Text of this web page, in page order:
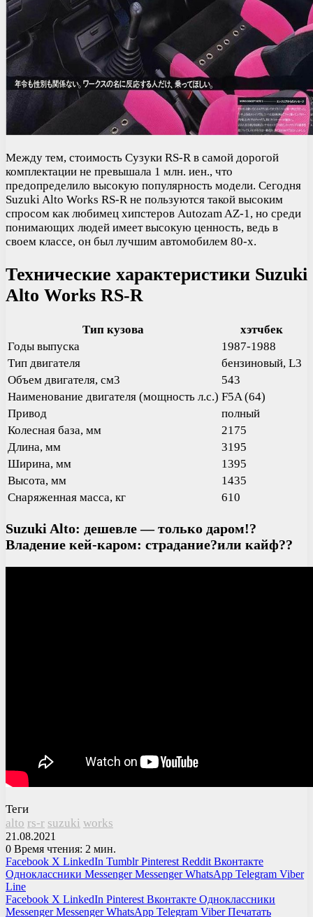
Между тем, стоимость Сузуки RS-R в самой дорогой
комплектации не превышала 1 млн. иен., что
предопределило высокую популярность модели. Сегодня
Suzuki Alto Works RS-R не пользуются такой высоким
спросом как любимец хипстеров Autozam AZ-1, но среди
понимающих людей имеет высокую ценность, ведь в
своем классе, он был лучшим автомобилем 80-х.
Технические характеристики Suzuki
Alto Works RS-R
Тип кузова
хэтчбек
Годы выпуска
1987-1988
Тип двигателя
бензиновый, L3
Объем двигателя, см3
543
Наименование двигателя (мощность л.с.) F5A (64)
Привод
полный
Колесная база, мм
2175
Длина, мм
3195
Ширина, мм
1395
Высота, мм
1435
Снаряженная масса, кг
610
Suzuki Alto: дешевле — только даром!?
Владение кей-каром: страдание?или кайф??
Теги
alto rs-r suzuki works
21.08.2021
0 Время чтения: 2 мин.
Facebook X LinkedIn Tumblr Pinterest Reddit Вконтакте
Одноклассники Messenger Messenger WhatsApp Telegram Viber
Line
Facebook X LinkedIn Pinterest Вконтакте Одноклассники
Messenger Messenger WhatsApp Telegram Viber Печатать